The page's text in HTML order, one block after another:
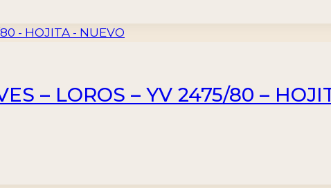
– LOROS – YV 2475/80 –